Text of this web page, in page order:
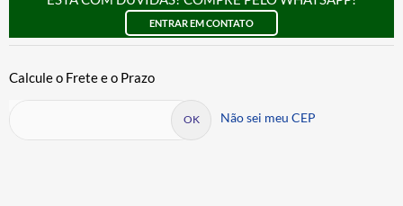
ENTRAR EM CONTATO
Não sei meu CEP